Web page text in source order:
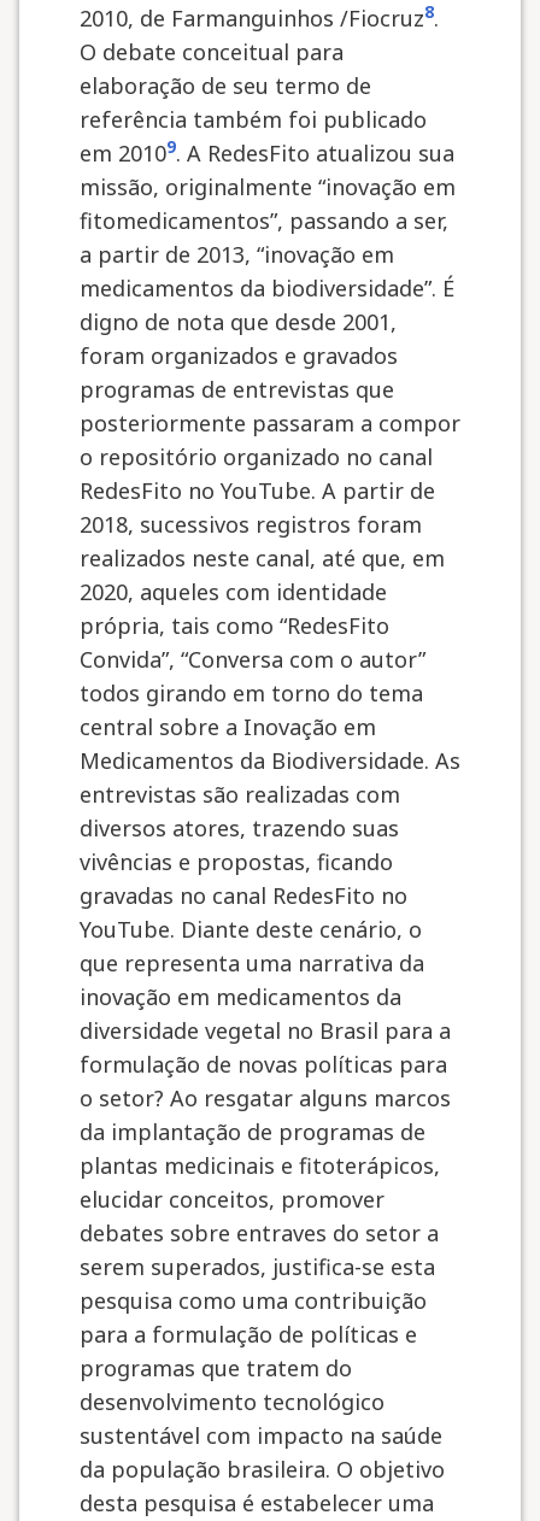
2010, de Farmanguinhos /Fiocruz8.
O debate conceitual para
elaboração de seu termo de
referência também foi publicado
em 20109. A RedesFito atualizou sua
missão, originalmente “inovação em
fitomedicamentos”, passando a ser,
a partir de 2013, “inovação em
medicamentos da biodiversidade”. É
digno de nota que desde 2001,
foram organizados e gravados
programas de entrevistas que
posteriormente passaram a compor
o repositório organizado no canal
RedesFito no YouTube. A partir de
2018, sucessivos registros foram
realizados neste canal, até que, em
2020, aqueles com identidade
própria, tais como “RedesFito
Convida”, “Conversa com o autor”
todos girando em torno do tema
central sobre a Inovação em
Medicamentos da Biodiversidade. As
entrevistas são realizadas com
diversos atores, trazendo suas
vivências e propostas, ficando
gravadas no canal RedesFito no
YouTube. Diante deste cenário, o
que representa uma narrativa da
inovação em medicamentos da
diversidade vegetal no Brasil para a
formulação de novas políticas para
o setor? Ao resgatar alguns marcos
da implantação de programas de
plantas medicinais e fitoterápicos,
elucidar conceitos, promover
debates sobre entraves do setor a
serem superados, justifica-se esta
pesquisa como uma contribuição
para a formulação de políticas e
programas que tratem do
desenvolvimento tecnológico
sustentável com impacto na saúde
da população brasileira. O objetivo
desta pesquisa é estabelecer uma